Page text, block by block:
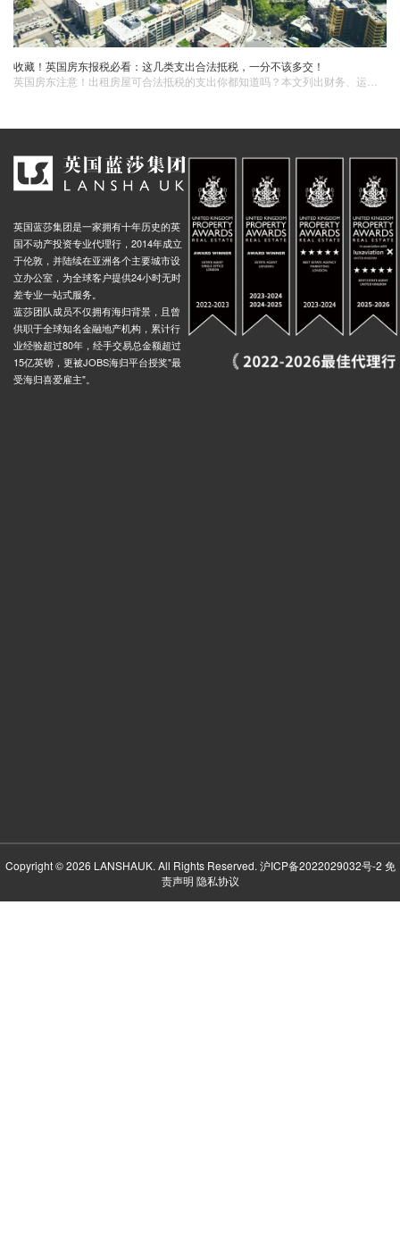
收藏！英国房东报税必看：这几类支出合法抵税，一分不该多交！
英国蓝莎集团是一家拥有十年历史的英
国不动产投资专业代理行，2014年成立
于伦敦，并陆续在亚洲各个主要城市设
立办公室，为全球客户提供24小时无时
差专业一站式服务。
蓝莎团队成员不仅拥有海归背景，且曾
供职于全球知名金融地产机构，累计行
业经验超过80年，经手交易总金额超过
15亿英镑，更被JOBS海归平台授奖"最
受海归喜爱雇主"。
Copyright © 2026 LANSHAUK. All Rights Reserved. 沪ICP备2022029032号-2 免
责声明 隐私协议